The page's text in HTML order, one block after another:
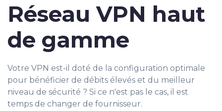
Réseau VPN haut
de gamme
Votre VPN est-il doté de la configuration optimale
pour bénéficier de débits élevés et du meilleur
niveau de sécurité ? Si ce n'est pas le cas, il est
temps de changer de fournisseur.